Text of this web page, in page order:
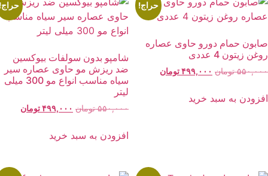
حراج!
حمام دورو حاوی عصاره
زیتون 4 عددی
تومانقیمت
۴۹۹,۰۰۰تومانقیمت
به سبد خرید
حراج!
شامپو بدون سولفات بیوکسین
ضد ریزش مو حاوی عصاره سیر
سیاه مناسب انواع مو 300 میلی
لیتر
۵۵۰,۰۰۰ تومانقیمت
۴۹۹,۰۰۰تومانقیمت
افزودن به سبد خرید